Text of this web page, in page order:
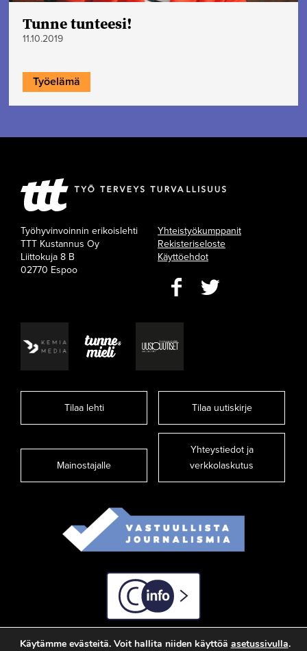
Tunne tunteesi!
11.10.2019
Työelämä
Työhyvinvoinnin erikoislehti
TTT Kustannus Oy
Liittokuja 8 B
02770 Espoo
Yhteistyökumppanit
Rekisteriseloste
Käyttöehdot
Tilaa lehti Tilaa uutiskirje
Mainostajalle
Yhteystiedot ja
verkkolaskutus
C-info
Käytämme evästeitä. Voit hallita niiden käyttöä asetussivulla.